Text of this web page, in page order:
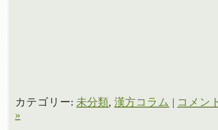
カテゴリー: 未分類, 漢方コラム | コメン
»